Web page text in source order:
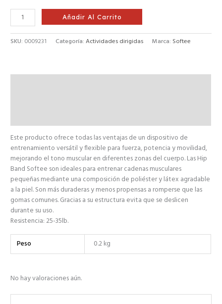
Añadir Al Carrito
SKU: 0009231 Categoría:Actividades dirigidas Marca: Softee
Este producto ofrece todas las ventajas de un dispositivo de
entrenamiento versátil y flexible para fuerza, potencia y movilidad,
mejorando el tono muscular en diferentes zonas del cuerpo. Las Hip
Band Softee son ideales para entrenar cadenas musculares
pequeñas mediante una composición de poliéster y látex agradable
a la piel. Son más duraderas y menos propensas a romperse que las
gomas comunes. Gracias a su estructura evita que se deslicen
durante su uso.
Resistencia: 25-35lb.
Peso 0.2 kg
No hay valoraciones aún.